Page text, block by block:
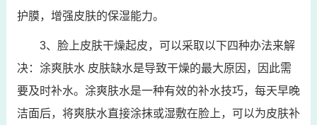
护膜，增强皮肤的保湿能力。
3、脸上皮肤干燥起皮，可以采取以下四种办法来解
决：涂爽肤水 皮肤缺水是导致干燥的最大原因，因此需
要及时补水。涂爽肤水是一种有效的补水技巧，每天早晚
洁面后，将爽肤水直接涂抹或湿敷在脸上，可以为皮肤补